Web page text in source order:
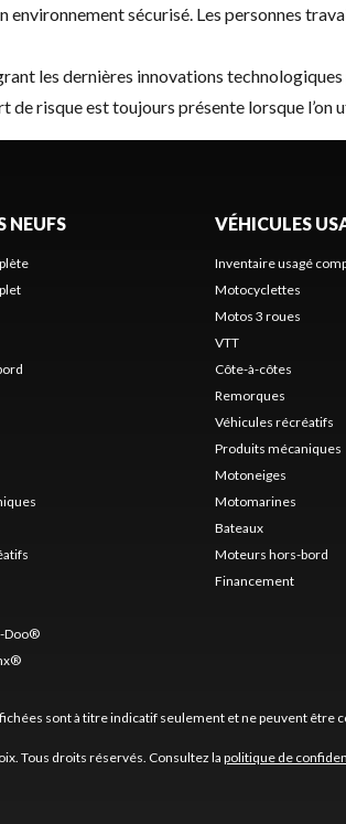
environnement sécurisé. Les personnes
les dernières innovations
de risque est toujours présente lorsque
NEUFS
Doo®
VÉHICULES
Inventaire usagé
Motocyclettes
Motos 3 roues
VTT
Côte-à-côtes
Remorques
Véhicules récréatifs
Produits mécaniques
Motoneiges
Motomarines
Bateaux
Moteurs hors-bord
Financement
sont à titre indicatif seulement et ne peuvent
Tous droits réservés. Consultez lapolitique de